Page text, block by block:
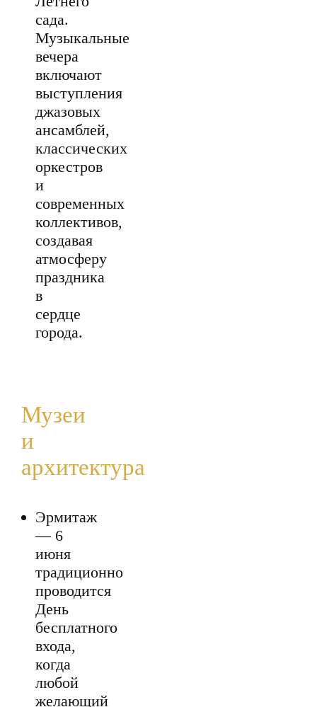
сада.
Музыкальные
вечера
включают
выступления
джазовых
ансамблей,
классических
оркестров
и
современных
коллективов,
создавая
атмосферу
праздника
в
сердце
города.
Музеи
и
архитектура
Эрмитаж
— 6
июня
традиционно
проводится
День
бесплатного
входа,
когда
любой
желающий